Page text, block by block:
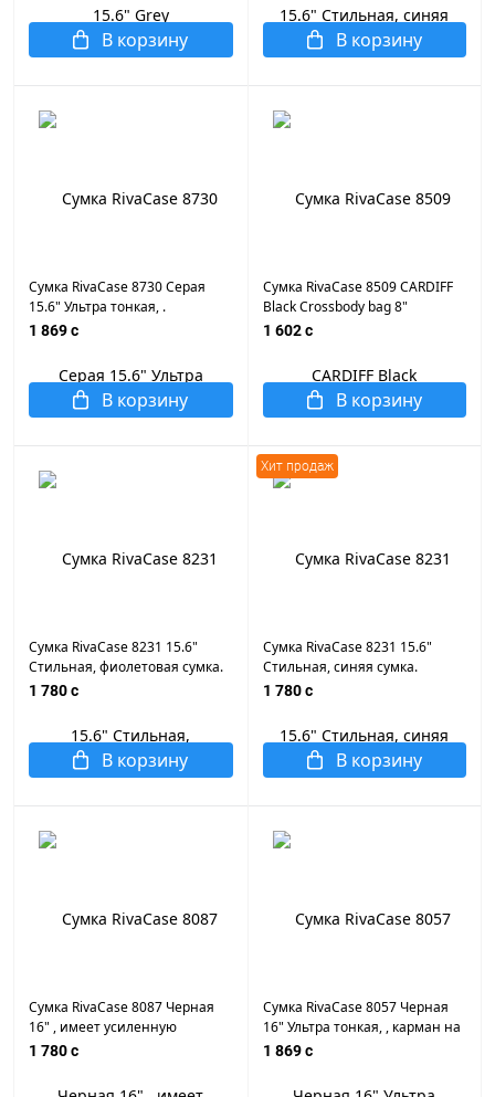
В корзину В корзину
Сумка RivaCase 8730 Серая
15.6" Ультра тонкая, .
Переднее отделение для
ремень.
1 869 c
В корзину
Сумка RivaCase 8509 CARDIFF
Black Crossbody bag 8"
1 602 c
В корзину
Сумка RivaCase 8231 15.6"
Стильная, фиолетовая сумка.
Двойная молния. Ручки для
1 780 c
В корзину
Хит продаж
Сумка RivaCase 8231 15.6"
Стильная, синяя сумка.
Двойная молния. Ручки для
накладкой.
1 780 c
В корзину
Сумка RivaCase 8087 Черная
16" , имеет усиленную
каркасную основу. Одно
отделение, внешнее
1 780 c
Сумка RivaCase 8057 Черная
16" Ультра тонкая, , карман на
молнии для хранения
отделение на молнии,
1 869 c